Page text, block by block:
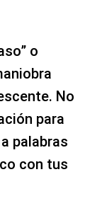
o
No
para
palabras
con tus